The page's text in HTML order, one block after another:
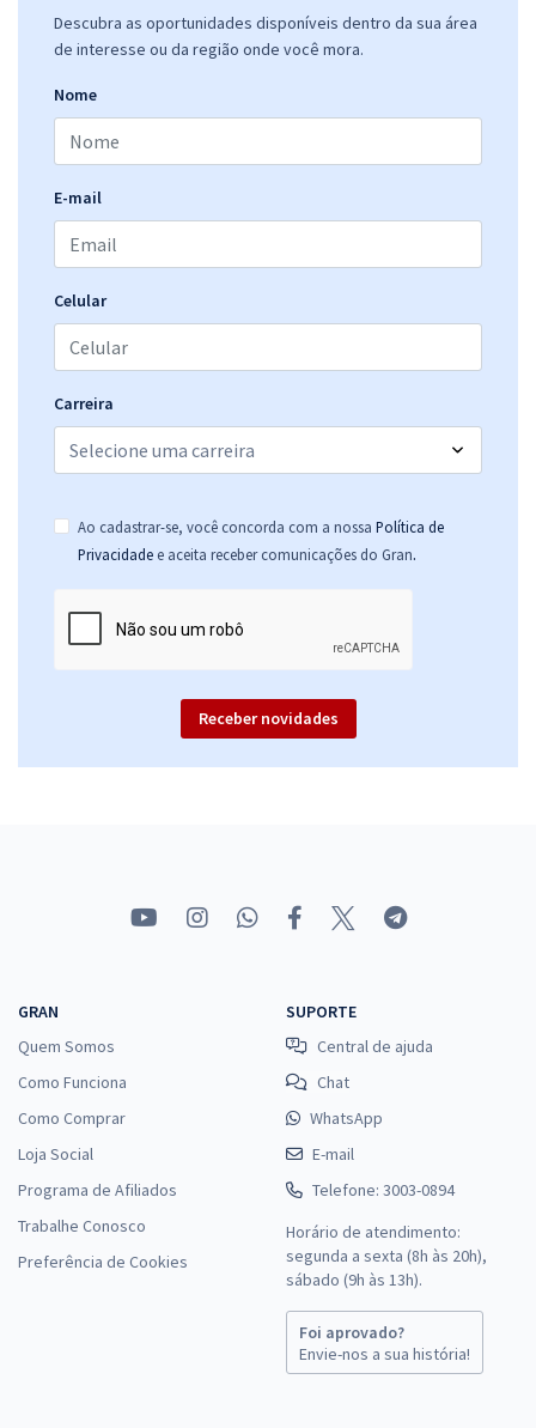
Descubra as oportunidades disponíveis dentro da sua área
de interesse ou da região onde você mora.
Nome
E-mail
Celular
Carreira
Ao cadastrar-se, você concorda com a nossa Política de
Privacidade e aceita receber comunicações do Gran.
Receber novidades
GRAN
Quem Somos
Como Funciona
Como Comprar
Loja Social
Programa de Afiliados
Trabalhe Conosco
Preferência de Cookies
SUPORTE
Central de ajuda
Chat
WhatsApp
E-mail
Telefone: 3003-0894
Horário de atendimento:
segunda a sexta (8h às 20h),
sábado (9h às 13h).
Foi aprovado?
Envie-nos a sua história!